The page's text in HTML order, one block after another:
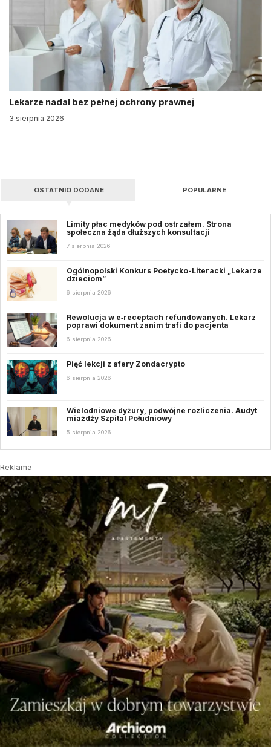
Lekarze nadal bez pełnej ochrony prawnej
3 sierpnia 2026
OSTATNIO DODANE POPULARNE
Limity płac medyków pod ostrzałem. Strona
społeczna żąda dłuższych konsultacji
7 sierpnia 2026
Ogólnopolski Konkurs Poetycko-Literacki „Lekarze
dzieciom”
6 sierpnia 2026
Rewolucja w e‑receptach refundowanych. Lekarz
poprawi dokument zanim trafi do pacjenta
6 sierpnia 2026
Pięć lekcji z afery Zondacrypto
6 sierpnia 2026
Wielodniowe dyżury, podwójne rozliczenia. Audyt
miażdży Szpital Południowy
5 sierpnia 2026
Reklama